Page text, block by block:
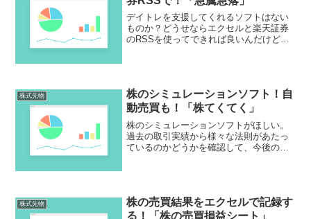
デイトレを支援してくれるソフトはない
ものか？どうせならエクセルと楽天証券
のRSSを使ってできれば良いんだけど。
株式先物
株のシミュレーションソフト！自
動売買も！「株てくてく」
株のシミュレーションソフトがほしい。
過去の取引実績から様々な法則があたっ
ているのかどうかを確認して、今後の取
株式先物
株の売買結果をエクセルで記録す
る！「株の売買損益シート」